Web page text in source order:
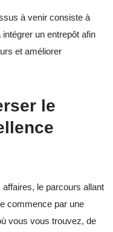
à venir consiste à
un entrepôt afin
et améliorer
le
affaires, le parcours allant
commence par une
vous vous trouvez, de